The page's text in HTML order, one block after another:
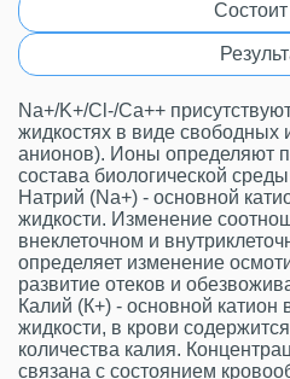
Na+/K+/Cl-/Са++
жидкостях в виде свободных
анионов). Ионы определяют
состава биологической
Натрий (Na+) - основной
жидкости. Изменение
внеклеточном и
определяет изменение
развитие отеков и
Калий (К+) - основной катион
жидкости, в крови
количества калия.
связана с состоянием